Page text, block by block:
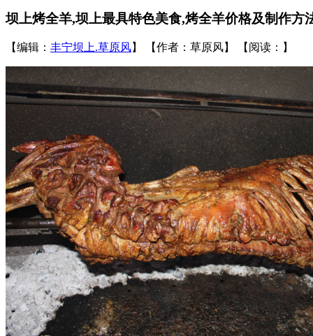
坝上烤全羊,坝上最具特色美食,烤全羊价格及制作方
【编辑： 丰宁坝上.草原风】 【作者：草原风】 【阅读： 】